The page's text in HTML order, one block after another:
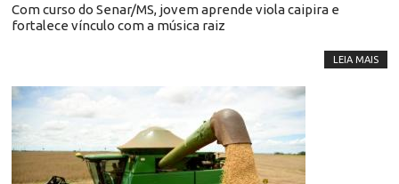
Com curso do Senar/MS, jovem aprende viola caipira e
fortalece vínculo com a música raiz
LEIA MAIS